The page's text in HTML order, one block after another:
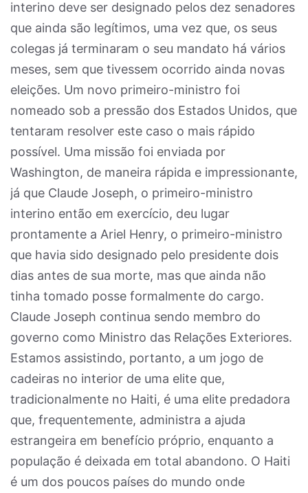
interino deve ser designado pelos dez senadores
que ainda são legítimos, uma vez que, os seus
colegas já terminaram o seu mandato há vários
meses, sem que tivessem ocorrido ainda novas
eleições. Um novo primeiro-ministro foi
nomeado sob a pressão dos Estados Unidos, que
tentaram resolver este caso o mais rápido
possível. Uma missão foi enviada por
Washington, de maneira rápida e impressionante,
já que Claude Joseph, o primeiro-ministro
interino então em exercício, deu lugar
prontamente a Ariel Henry, o primeiro-ministro
que havia sido designado pelo presidente dois
dias antes de sua morte, mas que ainda não
tinha tomado posse formalmente do cargo.
Claude Joseph continua sendo membro do
governo como Ministro das Relações Exteriores.
Estamos assistindo, portanto, a um jogo de
cadeiras no interior de uma elite que,
tradicionalmente no Haiti, é uma elite predadora
que, frequentemente, administra a ajuda
estrangeira em benefício próprio, enquanto a
população é deixada em total abandono. O Haiti
é um dos poucos países do mundo onde